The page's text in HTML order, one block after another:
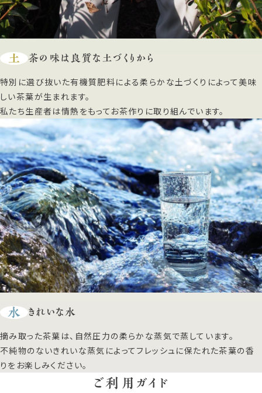
土 茶の味は良質な土づくりから
特別に選び抜いた有機質肥料による柔らかな土づくりによって美味
しい茶葉が生まれます。
私たち生産者は情熱をもってお茶作りに取り組んでいます。
水 きれいな水
摘み取った茶葉は、自然圧力の柔らかな蒸気で蒸しています。
不純物のないきれいな蒸気によってフレッシュに保たれた茶葉の香
りをお楽しみください。
ご利用ガイド